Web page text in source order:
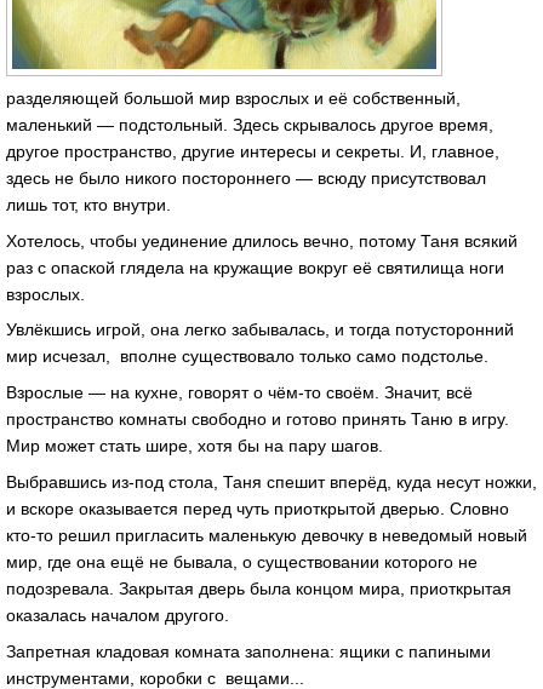
разделяющей большой мир взрослых и её собственный,
маленький — подстольный. Здесь скрывалось другое время,
другое пространство, другие интересы и секреты. И, главное,
здесь не было никого постороннего — всюду присутствовал
лишь тот, кто внутри.
Хотелось, чтобы уединение длилось вечно, потому Таня всякий
раз с опаской глядела на кружащие вокруг её святилища ноги
взрослых.
Увлёкшись игрой, она легко забывалась, и тогда потусторонний
мир исчезал, вполне существовало только само подстолье.
Взрослые — на кухне, говорят о чём-то своём. Значит, всё
пространство комнаты свободно и готово принять Таню в игру.
Мир может стать шире, хотя бы на пару шагов.
Выбравшись из-под стола, Таня спешит вперёд, куда несут ножки,
и вскоре оказывается перед чуть приоткрытой дверью. Словно
кто-то решил пригласить маленькую девочку в неведомый новый
мир, где она ещё не бывала, о существовании которого не
подозревала. Закрытая дверь была концом мира, приоткрытая
оказалась началом другого.
Запретная кладовая комната заполнена: ящики с папиными
инструментами, коробки с вещами...